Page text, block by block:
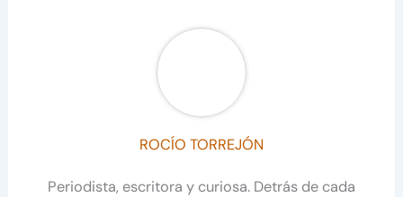
ROCÍO TORREJÓN
Periodista, escritora y curiosa. Detrás de cada